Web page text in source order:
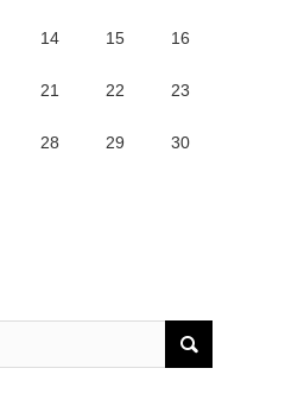
14 15 16
21 22 23
28 29 30